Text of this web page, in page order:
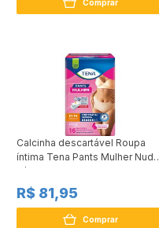
Comprar
Calcinha descartável Roupa
íntima Tena Pants Mulher Nude
P/M 16 Unidades
R$ 81,95
Comprar